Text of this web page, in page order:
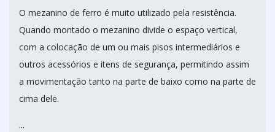
O mezanino de ferro é muito utilizado pela resistência.
Quando montado o mezanino divide o espaço vertical,
com a colocação de um ou mais pisos intermediários e
outros acessórios e itens de segurança, permitindo assim
a movimentação tanto na parte de baixo como na parte de
cima dele.
...